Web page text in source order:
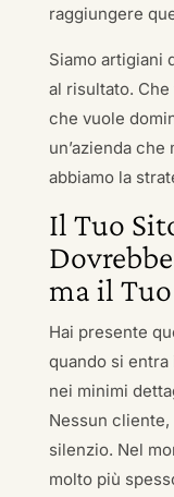
raggiungere
Siamo artigiani
al risultato.
che vuole
un’azienda che
abbiamo la
Il Tuo
ma il
Hai presente
quando si
nei minimi
Nessun
silenzio. Nel
molto più